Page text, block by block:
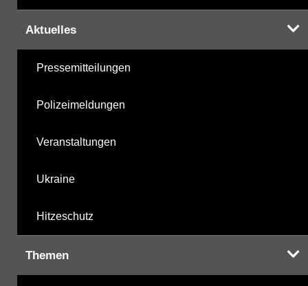
Aktuelles
Pressemitteilungen
Polizeimeldungen
Veranstaltungen
Ukraine
Hitzeschutz
Themen